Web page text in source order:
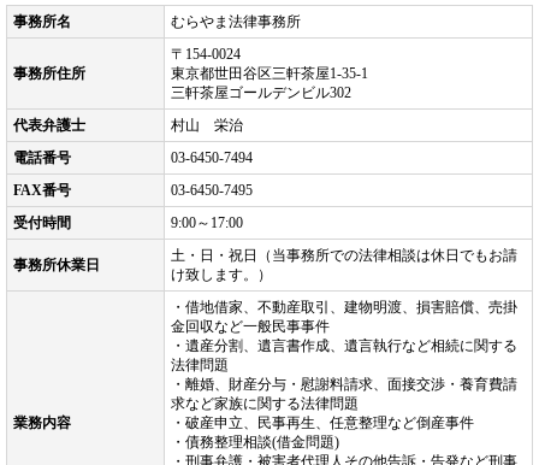
事務所名 むらやま法律事務所
事務所住所
〒154-0024
東京都世田谷区三軒茶屋1-35-1
三軒茶屋ゴールデンビル302
代表弁護士
村山 栄治
電話番号
03-6450-7494
FAX番号
03-6450-7495
受付時間
9:00～17:00
事務所休業日
土・日・祝日（当事務所での法律相談は休日でもお請
け致します。）
業務内容
・借地借家、不動産取引、建物明渡、損害賠償、売掛
金回収など一般民事事件
・遺産分割、遺言書作成、遺言執行など相続に関する
法律問題
・離婚、財産分与・慰謝料請求、面接交渉・養育費請
求など家族に関する法律問題
・破産申立、民事再生、任意整理など倒産事件
・債務整理相談(借金問題)
・刑事弁護・被害者代理人その他告訴・告発など刑事